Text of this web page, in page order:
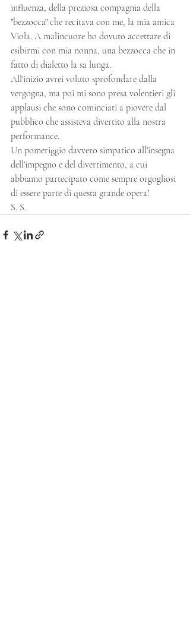
influenza, della preziosa compagnia della
"bezzocca" che recitava con me, la mia amica
Viola. A malincuore ho dovuto accettare di
esibirmi con mia nonna, una bezzocca che in
fatto di dialetto la sa lunga.
All'inizio avrei voluto sprofondare dalla
vergogna, ma poi mi sono presa volentieri gli
applausi che sono cominciati a piovere dal
pubblico che assisteva divertito alla nostra
performance.
Un pomeriggio davvero simpatico all'insegna
dell'impegno e del divertimento, a cui
abbiamo partecipato come sempre orgogliosi
di essere parte di questa grande opera!
S. S.